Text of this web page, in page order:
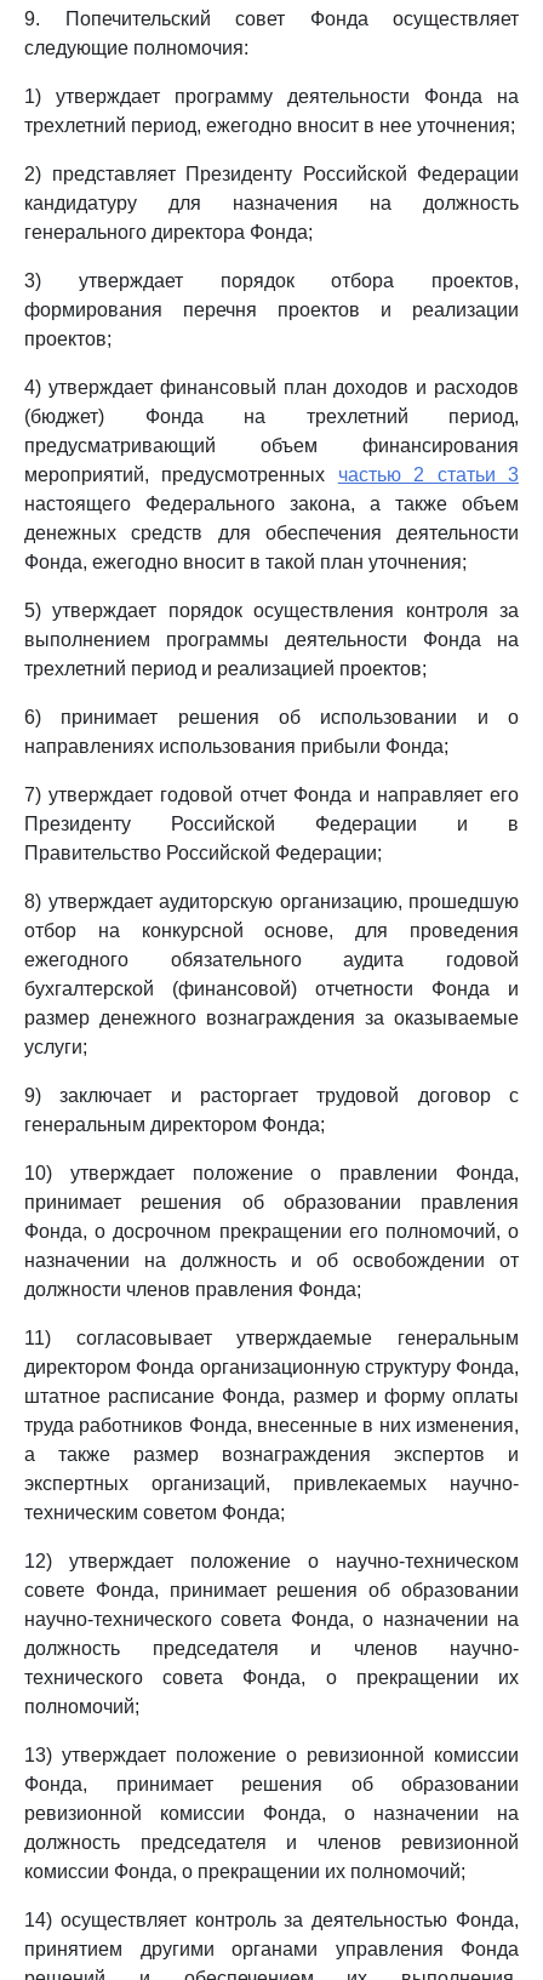
9. Попечительский совет Фонда осуществляет
следующие полномочия:
1) утверждает программу деятельности Фонда на
трехлетний период, ежегодно вносит в нее уточнения;
2) представляет Президенту Российской Федерации
кандидатуру для назначения на должность
генерального директора Фонда;
3) утверждает порядок отбора проектов,
формирования перечня проектов и реализации
проектов;
4) утверждает финансовый план доходов и расходов
(бюджет) Фонда на трехлетний период,
предусматривающий объем финансирования
мероприятий, предусмотренных частью 2 статьи 3
настоящего Федерального закона, а также объем
денежных средств для обеспечения деятельности
Фонда, ежегодно вносит в такой план уточнения;
5) утверждает порядок осуществления контроля за
выполнением программы деятельности Фонда на
трехлетний период и реализацией проектов;
6) принимает решения об использовании и о
направлениях использования прибыли Фонда;
7) утверждает годовой отчет Фонда и направляет его
Президенту Российской Федерации и в
Правительство Российской Федерации;
8) утверждает аудиторскую организацию, прошедшую
отбор на конкурсной основе, для проведения
ежегодного обязательного аудита годовой
бухгалтерской (финансовой) отчетности Фонда и
размер денежного вознаграждения за оказываемые
услуги;
9) заключает и расторгает трудовой договор с
генеральным директором Фонда;
10) утверждает положение о правлении Фонда,
принимает решения об образовании правления
Фонда, о досрочном прекращении его полномочий, о
назначении на должность и об освобождении от
должности членов правления Фонда;
11) согласовывает утверждаемые генеральным
директором Фонда организационную структуру Фонда,
штатное расписание Фонда, размер и форму оплаты
труда работников Фонда, внесенные в них изменения,
а также размер вознаграждения экспертов и
экспертных организаций, привлекаемых научно-
техническим советом Фонда;
12) утверждает положение о научно-техническом
совете Фонда, принимает решения об образовании
научно-технического совета Фонда, о назначении на
должность председателя и членов научно-
технического совета Фонда, о прекращении их
полномочий;
13) утверждает положение о ревизионной комиссии
Фонда, принимает решения об образовании
ревизионной комиссии Фонда, о назначении на
должность председателя и членов ревизионной
комиссии Фонда, о прекращении их полномочий;
14) осуществляет контроль за деятельностью Фонда,
принятием другими органами управления Фонда